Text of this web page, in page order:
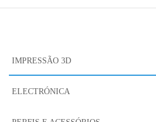
IMPRESSÃO 3D
ELECTRÓNICA